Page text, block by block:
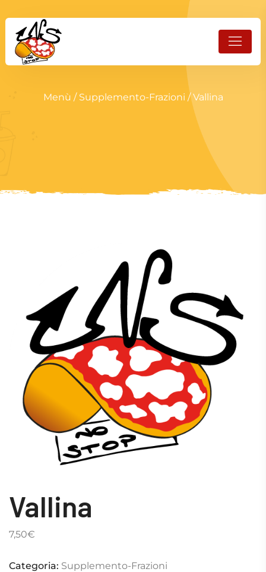
Menù / Supplemento-Frazioni / Vallina
Vallina
7,50€
Categoria: Supplemento-Frazioni